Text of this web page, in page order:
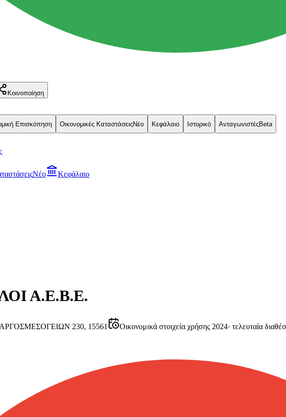
Κοινοποίηση
Επισκόπηση Οικονομικές ΚαταστάσειςΝέο Κεφάλαιο Ιστορικό ΑνταγωνιστέςBeta
Νέο
Κεφάλαιο
Α.Ε.Β.Ε.
ΜΕΣΟΓΕΙΩΝ 230, 15561 Οικονομικά στοιχεία χρήσης 2024· τελευταία